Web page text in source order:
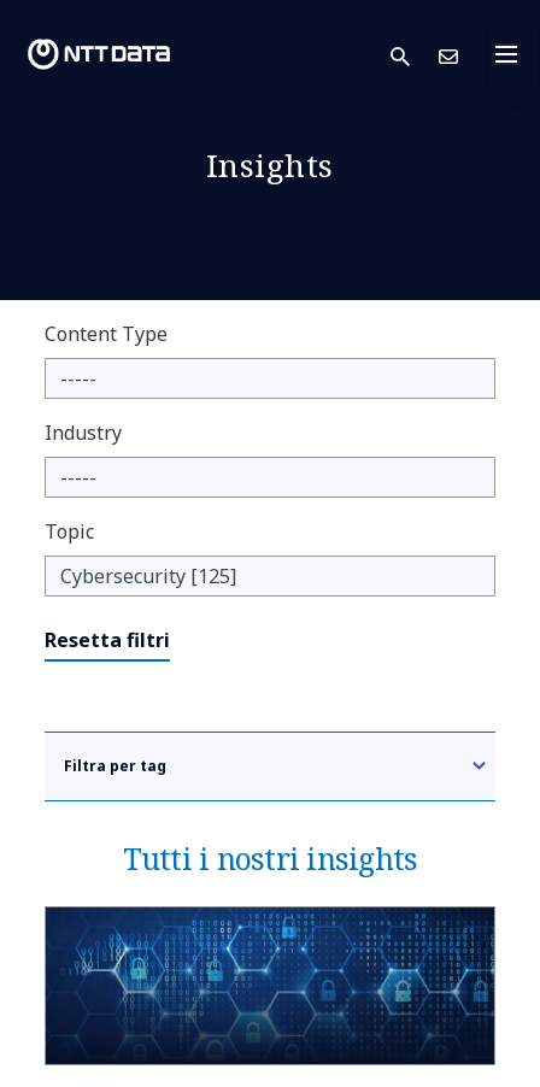
search
Insights
Content Type
Industry
Topic
Resetta filtri
Filtra per tag
Tutti i nostri insights